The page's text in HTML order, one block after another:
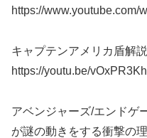
https://www.youtube.com/
キャプテンアメリカ盾解
https://youtu.be/
アベンジャーズ/エンドゲ
が謎の動きをする衝撃の